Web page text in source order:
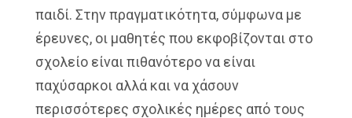
παιδί. Στην πραγματικότητα, σύμφωνα με
έρευνες, οι μαθητές που εκφοβίζονται στο
σχολείο είναι πιθανότερο να είναι
παχύσαρκοι αλλά και να χάσουν
περισσότερες σχολικές ημέρες από τους